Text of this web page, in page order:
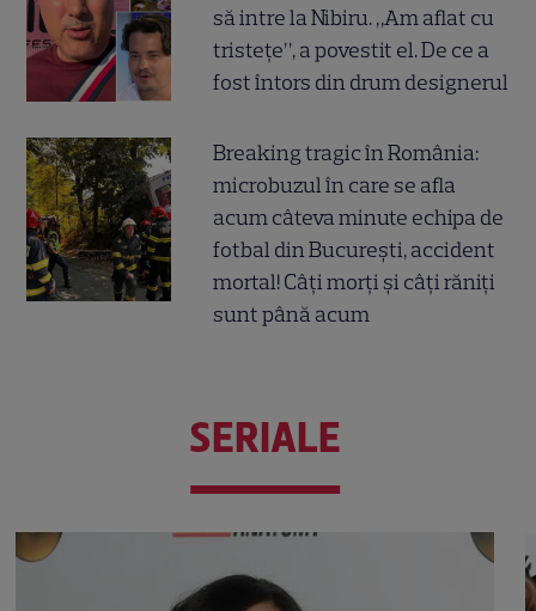
să intre la Nibiru. „Am aflat cu
tristețe”, a povestit el. De ce a
fost întors din drum designerul
Breaking tragic în România:
microbuzul în care se afla
acum câteva minute echipa de
fotbal din București, accident
mortal! Câți morți și câți răniți
sunt până acum
SERIALE